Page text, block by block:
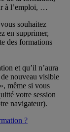
à l’emploi, …
souhaitez
en supprimer,
des formations
et qu’il n’aura
nouveau visible
même si vous
votre session
navigateur).
?